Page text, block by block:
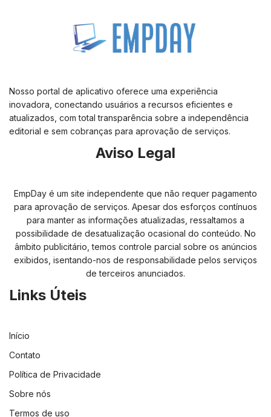
Nosso portal de aplicativo oferece uma experiência
inovadora, conectando usuários a recursos eficientes e
atualizados, com total transparência sobre a independência
editorial e sem cobranças para aprovação de serviços.
Aviso Legal
EmpDay é um site independente que não requer pagamento
para aprovação de serviços. Apesar dos esforços contínuos
para manter as informações atualizadas, ressaltamos a
possibilidade de desatualização ocasional do conteúdo. No
âmbito publicitário, temos controle parcial sobre os anúncios
exibidos, isentando-nos de responsabilidade pelos serviços
de terceiros anunciados.
Links Úteis
Início
Contato
Política de Privacidade
Sobre nós
Termos de uso